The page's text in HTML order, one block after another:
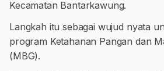
Kecamatan Bantarkawung.
Langkah itu sebagai wujud nyata
program Ketahanan Pangan dan
(MBG).